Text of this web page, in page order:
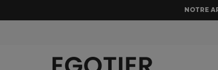
NOTRE